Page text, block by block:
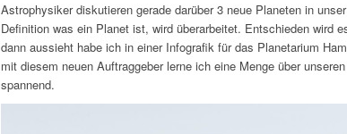
Astrophysiker diskutieren gerade darüber 3 neue Planeten in
Definition was ein Planet ist, wird überarbeitet. Entschieden wird
dann aussieht habe ich in einer Infografik für das Planetarium
mit diesem neuen Auftraggeber lerne ich eine Menge über
spannend.